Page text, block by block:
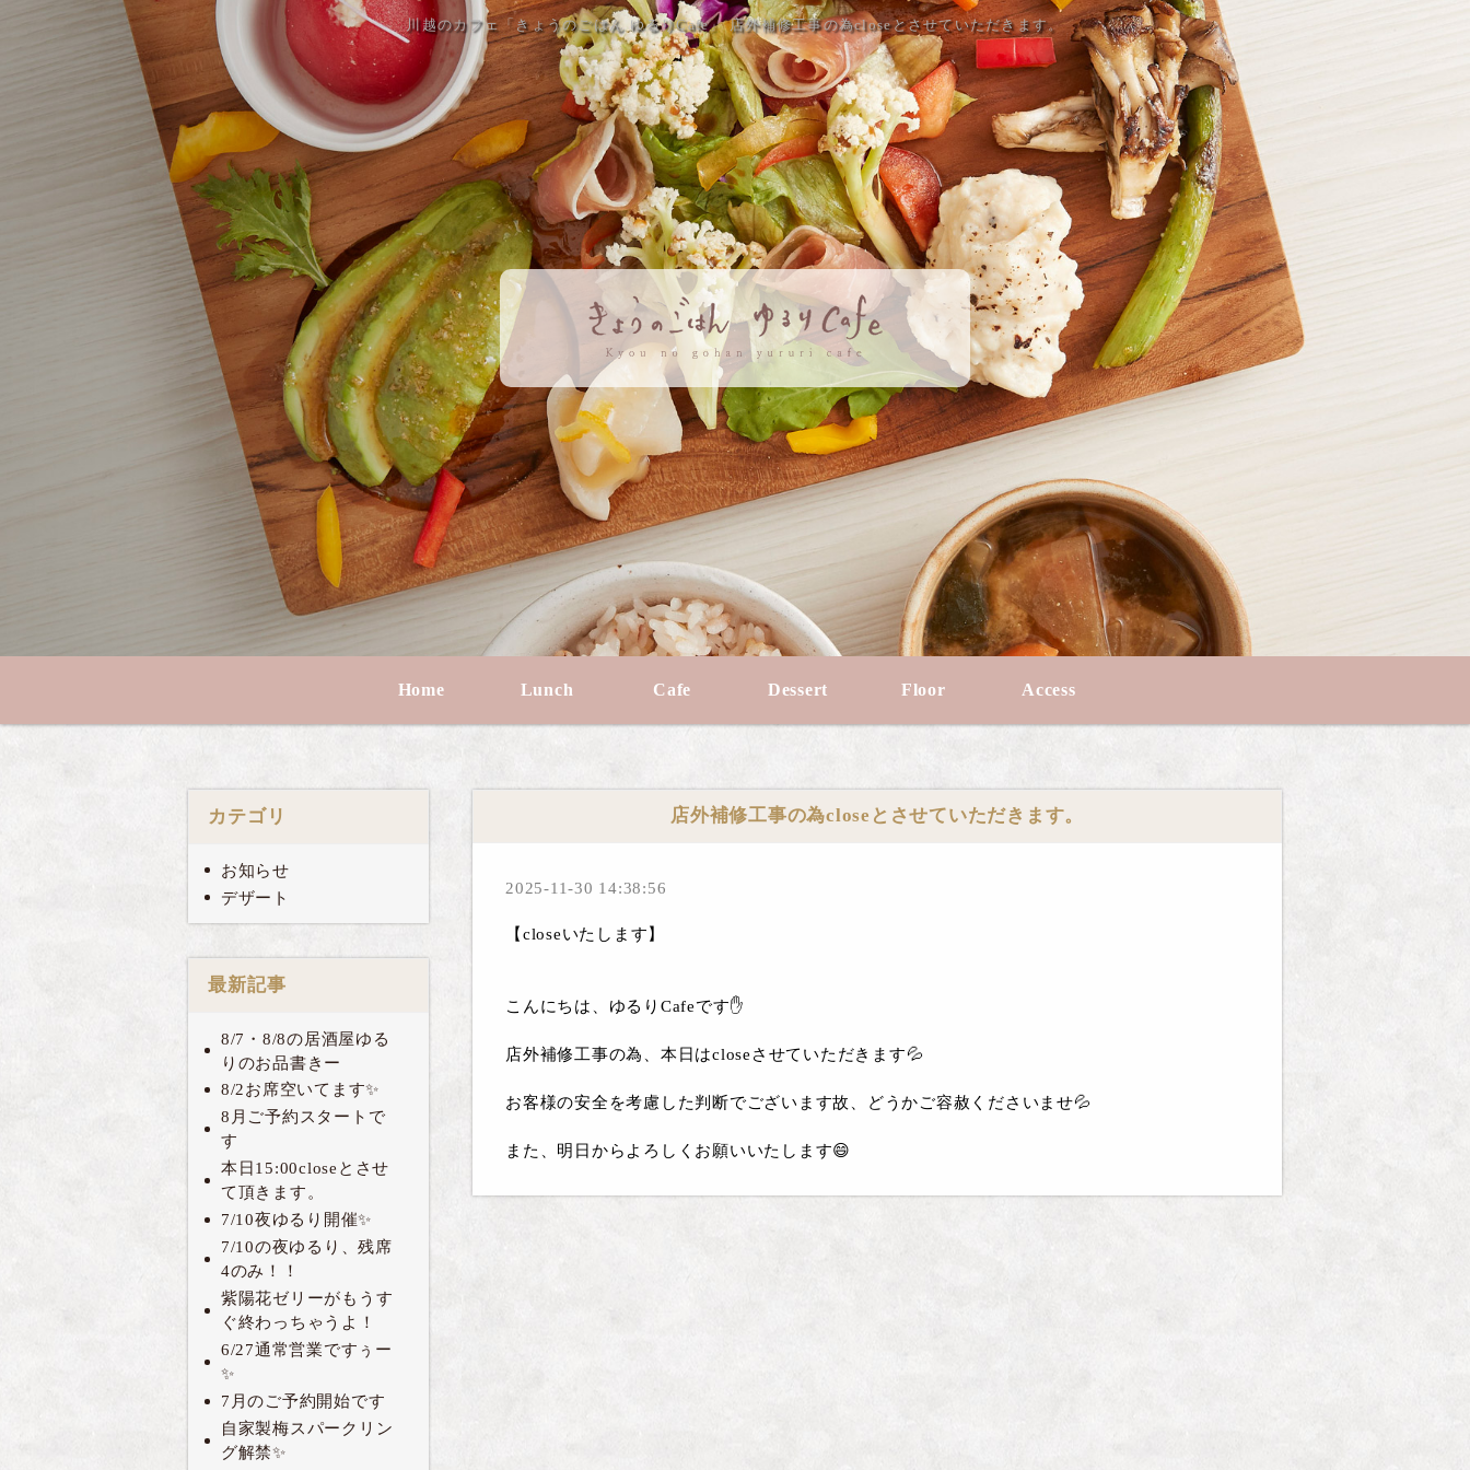
川越のカフェ「きょうのごはん ゆるりCafe」 店外補修工事の為closeとさせていただきます。
Home Lunch Cafe Dessert Floor Access
カテゴリ
お知らせ
デザート
最新記事
8/7・8/8の居酒屋ゆる
りのお品書きー
8/2お席空いてます✨
8月ご予約スタートで
す
本日15:00closeとさせ
て頂きます。
7/10夜ゆるり開催✨
7/10の夜ゆるり、残席
4のみ！！
紫陽花ゼリーがもうす
ぐ終わっちゃうよ！
6/27通常営業ですぅー
✨
7月のご予約開始です
自家製梅スパークリン
グ解禁✨
店外補修工事の為closeとさせていただきます。
2025-11-30 14:38:56
【closeいたします】
こんにちは、ゆるりCafeです✋
店外補修工事の為、本日はcloseさせていただきます💦
お客様の安全を考慮した判断でございます故、どうかご容赦くださいませ💦
また、明日からよろしくお願いいたします😄